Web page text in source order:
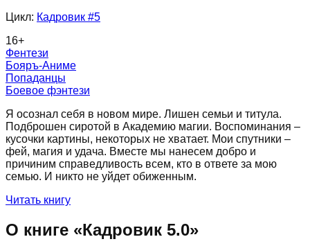
Цикл: Кадровик #5
16+
Фентези
Бояръ-Аниме
Попаданцы
Боевое фэнтези
Я осознал себя в новом мире. Лишен семьи и титула.
Подброшен сиротой в Академию магии. Воспоминания –
кусочки картины, некоторых не хватает. Мои спутники –
фей, магия и удача. Вместе мы нанесем добро и
причиним справедливость всем, кто в ответе за мою
семью. И никто не уйдет обиженным.
Читать книгу
О книге «Кадровик 5.0»